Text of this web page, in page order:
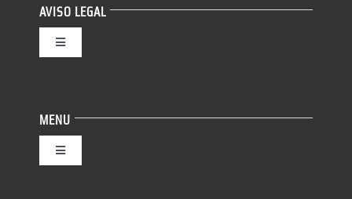
AVISO LEGAL
Toggle
Condiciones de uso
MENU
Toggle